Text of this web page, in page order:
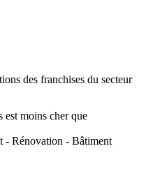
des franchises du secteur
est moins cher que
- Rénovation - Bâtiment